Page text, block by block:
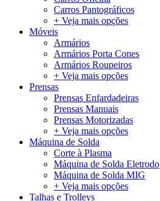
Carros Pantográficos
+ Veja mais opções
Móveis
Armários
Armários Porta Cones
Armários Roupeiros
+ Veja mais opções
Prensas
Prensas Enfardadeiras
Prensas Manuais
Prensas Motorizadas
+ Veja mais opções
Máquina de Solda
Corte à Plasma
Máquina de Solda Eletrodo
Máquina de Solda MIG
+ Veja mais opções
Talhas e Trolleys